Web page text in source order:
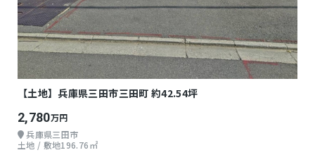
【土地】兵庫県三田市三田町 約42.54坪
2,780万円
兵庫県三田市
土地 / 敷地196.76㎡